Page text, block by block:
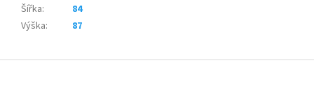
Šířka:
84
Výška: 87